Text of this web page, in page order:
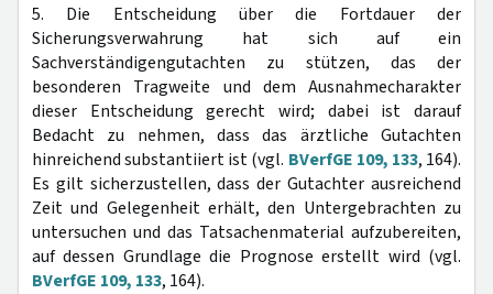
5. Die Entscheidung über die Fortdauer der
Sicherungsverwahrung hat sich auf ein
Sachverständigengutachten zu stützen, das der
besonderen Tragweite und dem Ausnahmecharakter
dieser Entscheidung gerecht wird; dabei ist darauf
Bedacht zu nehmen, dass das ärztliche Gutachten
hinreichend substantiiert ist (vgl. BVerfGE 109, 133, 164).
Es gilt sicherzustellen, dass der Gutachter ausreichend
Zeit und Gelegenheit erhält, den Untergebrachten zu
untersuchen und das Tatsachenmaterial aufzubereiten,
auf dessen Grundlage die Prognose erstellt wird (vgl.
BVerfGE 109, 133, 164).